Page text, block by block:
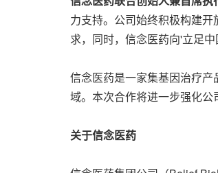
力支持。公司始终积极构建
求，同时，信念医药向'立足
信念医药是一家集基因治疗
域。本次合作将进一步强化公
关于信念医药